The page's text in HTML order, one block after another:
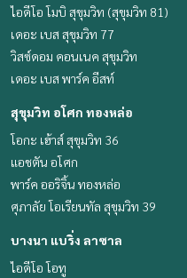
ไอดีโอ โมบิ สุขุมวิท (สุขุมวิท 81)
เดอะ เบส สุขุมวิท 77
วิสซ์ดอม คอนเนค สุขุมวิท
เดอะ เบส พาร์ค อีสท์
สุขุมวิท อโศก ทองหล่อ
โอกะ เฮ้าส์ สุขุมวิท 36
แอชตัน อโศก
พาร์ค ออริจิ้น ทองหล่อ
ศุภาลัย โอเรียนทัล สุขุมวิท 39
บางนา แบริ่ง ลาซาล
ไอดีโอ โอทู